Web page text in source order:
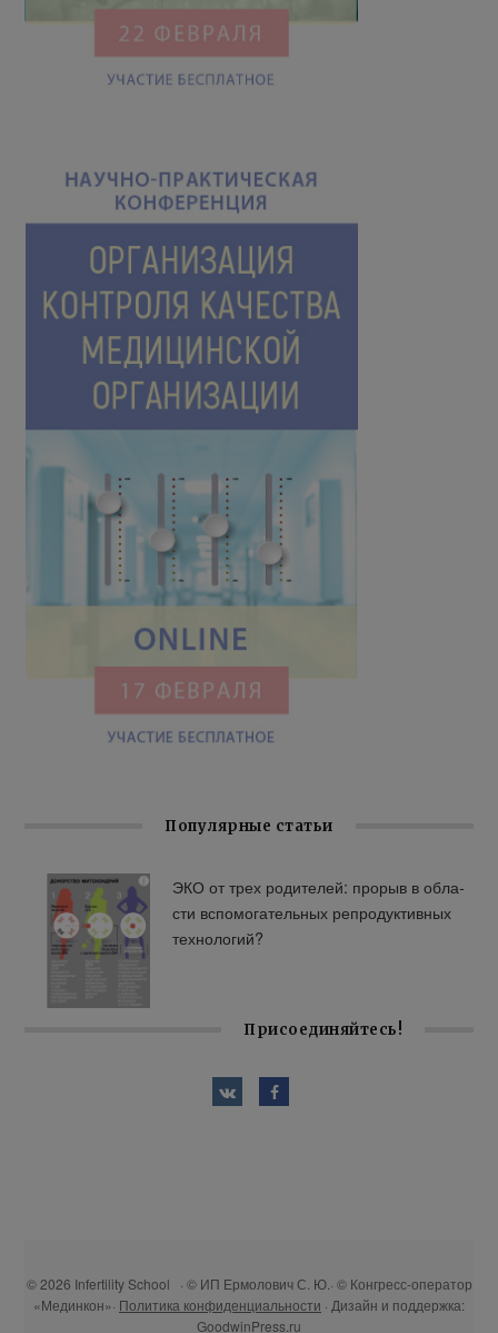
Популярные статьи
ЭКО от трех ро­ди­те­лей: про­рыв в об­ла­
сти вспо­мо­га­тель­ных ре­про­дук­тив­ных
тех­но­ло­гий?
Присоединяйтесь!
© 2026 Infertility School · © ИП Ермолович С. Ю.· © Конгресс-оператор
«Мединкон»· Политика конфиденциальности · Дизайн и поддержка:
GoodwinPress.ru